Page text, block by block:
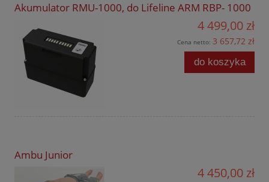
Akumulator RMU-1000, do Lifeline ARM RBP- 1000
4 499,00 zł
Cena netto: 3 657,72 zł
do koszyka
Ambu Junior
4 450,00 zł